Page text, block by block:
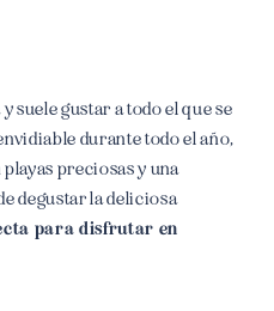
suele gustar a todo el que se
durante todo el año,
preciosas y una
degustar la deliciosa
para disfrutar en